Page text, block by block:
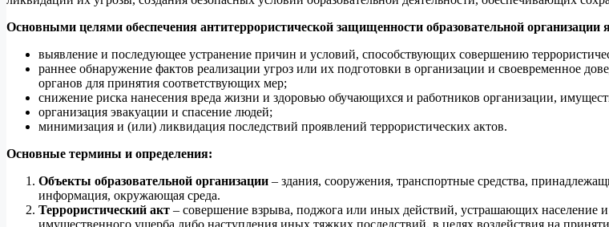
Основными целями обеспечения антитеррористической защищенности образовательной организации
выявление и последующее устранение причин и условий, способствующих совершению
раннее обнаружение фактов реализации угроз или их подготовки в организации и своевременное
органов для принятия соответствующих мер;
снижение риска нанесения вреда жизни и здоровью обучающихся и работников организации,
организация эвакуации и спасение людей;
минимизация и (или) ликвидация последствий проявлений террористических актов.
Основные термины и определения:
Объекты образовательной организации – здания, сооружения, транспортные средства,
информация, окружающая среда.
Террористический акт – совершение взрыва, поджога или иных действий, устрашающих население
имущественного ущерба либо наступления иных тяжких последствий, в целях воздействия на